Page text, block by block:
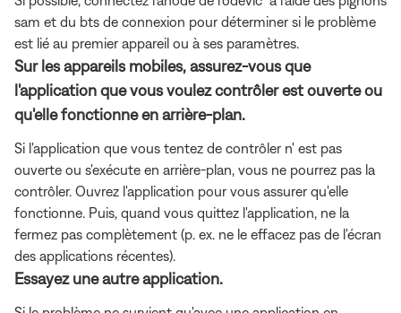
sam et du bts de connexion pour déterminer si le problème
est lié au premier appareil ou à ses paramètres.
Sur les appareils mobiles, assurez-vous que
l'application que vous voulez contrôler est ouverte ou
qu'elle fonctionne en arrière-plan.
Si l'application que vous tentez de contrôler n' est pas
ouverte ou s'exécute en arrière-plan, vous ne pourrez pas la
contrôler. Ouvrez l'application pour vous assurer qu'elle
fonctionne. Puis, quand vous quittez l'application, ne la
fermez pas complètement (p. ex. ne le effacez pas de l'écran
des applications récentes).
Essayez une autre application.